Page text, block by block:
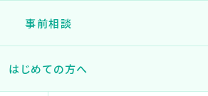
事前相談
はじめての方へ